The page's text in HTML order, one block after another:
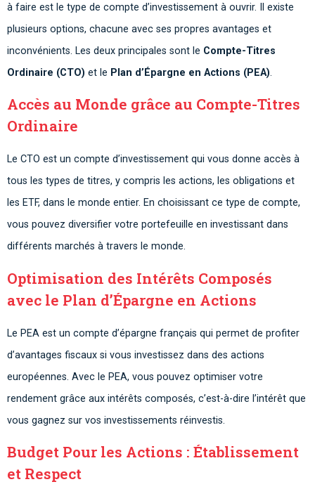
à faire est le type de compte d’investissement à ouvrir. Il existe
plusieurs options, chacune avec ses propres avantages et
inconvénients. Les deux principales sont le Compte-Titres
Ordinaire (CTO) et le Plan d’Épargne en Actions (PEA).
Accès au Monde grâce au Compte-Titres
Ordinaire
Le CTO est un compte d’investissement qui vous donne accès à
tous les types de titres, y compris les actions, les obligations et
les ETF, dans le monde entier. En choisissant ce type de compte,
vous pouvez diversifier votre portefeuille en investissant dans
différents marchés à travers le monde.
Optimisation des Intérêts Composés
avec le Plan d’Épargne en Actions
Le PEA est un compte d’épargne français qui permet de profiter
d’avantages fiscaux si vous investissez dans des actions
européennes. Avec le PEA, vous pouvez optimiser votre
rendement grâce aux intérêts composés, c’est-à-dire l’intérêt que
vous gagnez sur vos investissements réinvestis.
Budget Pour les Actions : Établissement
et Respect